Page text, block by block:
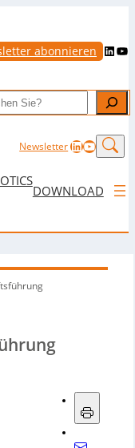
abonnieren LinkedIn YouTube
NewsletterLinkedIn
DOWNLOAD